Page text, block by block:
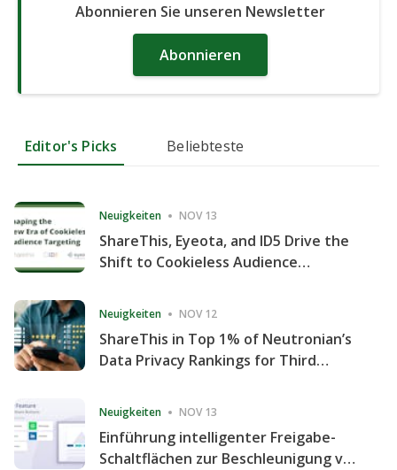
Abonnieren Sie unseren Newsletter
Abonnieren
Editor's Picks Beliebteste
Neuigkeiten NOV 13
ShareThis, Eyeota, and ID5 Drive the
Shift to Cookieless Audience
Neuigkeiten NOV 12
ShareThis in Top 1% of Neutronian’s
Data Privacy Rankings for Third
Neuigkeiten NOV 13
Einführung intelligenter Freigabe-
Schaltflächen zur Beschleunigung von